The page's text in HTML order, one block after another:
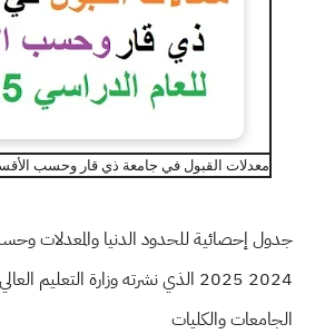
معدلات القبول في جامعة ذي قار وحسب الأقسام
جدول إحصائية للحدود الدنيا والمعدلات
2024 2025 الذي نشرته وزارة التعليم
الجامعات والكليات